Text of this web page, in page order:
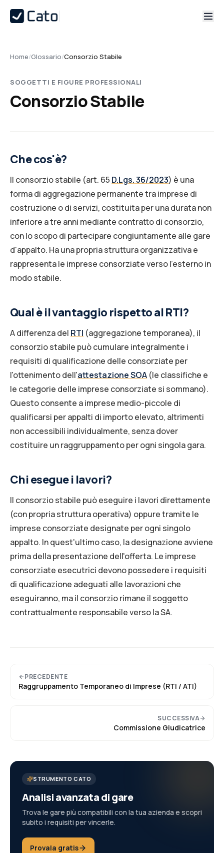
Home/Glossario/Consorzio Stabile
SOGGETTI E FIGURE PROFESSIONALI
Consorzio Stabile
Che cos'è?
Il consorzio stabile (art. 65 D.Lgs. 36/2023) è una
forma di aggregazione permanente tra imprese di
costruzione o di servizi, costituita per una durata non
inferiore a tre anni mediante contratto di consorzio,
con lo scopo di partecipare congiuntamente alle gare
d'appalto. Ha una propria struttura organizzativa e
rappresenta le imprese consorziate verso l'esterno in
modo stabile.
Qual è il vantaggio rispetto al RTI?
A differenza del RTI (aggregazione temporanea), il
consorzio stabile può cumulare integralmente i
requisiti di qualificazione delle consorziate per
l'ottenimento dell'attestazione SOA (le classifiche e
le categorie delle imprese consorziate si sommano).
Questo consente a imprese medio-piccole di
qualificarsi per appalti di importo elevato, altrimenti
non accessibili individualmente, senza dover
costituire un raggruppamento per ogni singola gara.
Chi esegue i lavori?
Il consorzio stabile può eseguire i lavori direttamente
(con propria struttura operativa) oppure tramite le
imprese consorziate designate per ogni singolo
appalto. In quest'ultimo caso, la designazione avviene
prima della presentazione dell'offerta. Le imprese
consorziate esecutrici devono possedere i requisiti
di qualificazione adeguati alle lavorazioni che
eseguiranno, ma il consorzio rimane il soggetto
contrattualmente responsabile verso la SA.
PRECEDENTE
Raggruppamento Temporaneo di Imprese (RTI / ATI)
SUCCESSIVA
Commissione Giudicatrice
STRUMENTO CATO
Analisi avanzata di gare
Trova le gare più compatibili con la tua azienda e scopri
subito i requisiti per vincerle.
Provala gratis